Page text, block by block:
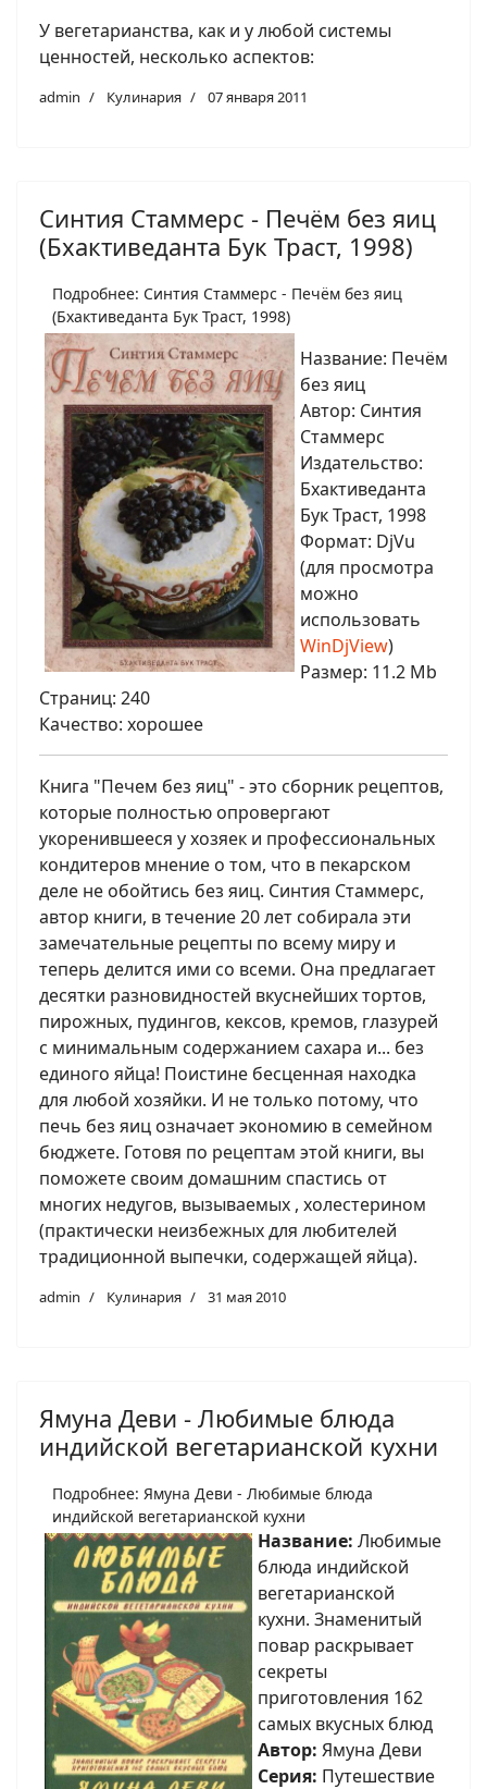
У вегетарианства, как и у любой системы
ценностей, несколько аспектов:
admin Кулинария 07 января 2011
Синтия Стаммерс - Печём без яиц
(Бхактиведанта Бук Траст, 1998)
Подробнее: Синтия Стаммерс - Печём без яиц
(Бхактиведанта Бук Траст, 1998)
Название: Печём
без яиц
Автор: Синтия
Стаммерс
Издательство:
Бхактиведанта
Бук Траст, 1998
Формат: DjVu
(для просмотра
можно
использовать
WinDjView)
Размер: 11.2 Mb
Страниц: 240
Качество: хорошее
Книга "Печем без яиц" - это сборник рецептов,
которые полностью опровергают
укоренившееся у хозяек и профессиональных
кондитеров мнение о том, что в пекарском
деле не обойтись без яиц. Синтия Стаммерс,
автор книги, в течение 20 лет собирала эти
замечательные рецепты по всему миру и
теперь делится ими со всеми. Она предлагает
десятки разновидностей вкуснейших тортов,
пирожных, пудингов, кексов, кремов, глазурей
с минимальным содержанием сахара и... без
единого яйца! Поистине бесценная находка
для любой хозяйки. И не только потому, что
печь без яиц означает экономию в семейном
бюджете. Готовя по рецептам этой книги, вы
поможете своим домашним спастись от
многих недугов, вызываемых , холестерином
(практически неизбежных для любителей
традиционной выпечки, содержащей яйца).
admin Кулинария 31 мая 2010
Ямуна Деви - Любимые блюда
индийской вегетарианской кухни
Подробнее: Ямуна Деви - Любимые блюда
индийской вегетарианской кухни
Название: Любимые
блюда индийской
вегетарианской
кухни. Знаменитый
повар раскрывает
секреты
приготовления 162
самых вкусных блюд
Автор: Ямуна Деви
Серия: Путешествие